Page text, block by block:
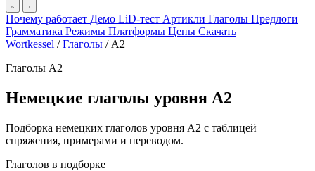
Почему работает Демо LiD-тест Артикли Глаголы Предлоги
Грамматика Режимы Платформы Цены Скачать
Wortkessel / Глаголы / A2
Глаголы A2
Немецкие глаголы уровня A2
Подборка немецких глаголов уровня A2 с таблицей
спряжения, примерами и переводом.
Глаголов в подборке